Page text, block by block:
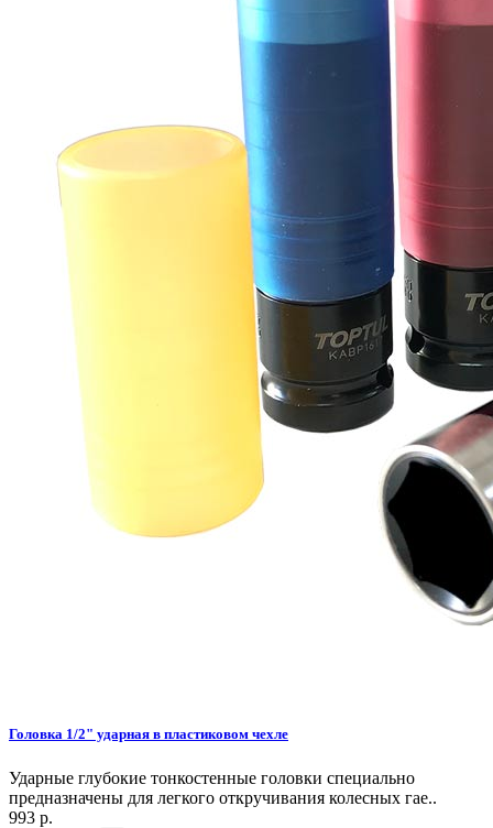
Головка 1/2" ударная в пластиковом чехле
Ударные глубокие тонкостенные головки специально
предназначены для легкого откручивания колесных гае..
993 р.